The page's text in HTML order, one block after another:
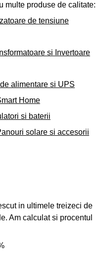
multe produse de calitate:
de tensiune
si Invertoare
alimentare si UPS
Home
si baterii
solare si accesorii
in ultimele treizeci de
Am calculat si procentul